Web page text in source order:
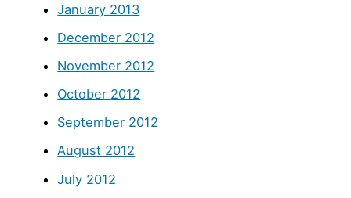
January 2013
December 2012
November 2012
October 2012
September 2012
August 2012
July 2012